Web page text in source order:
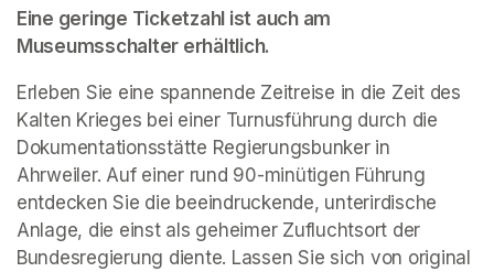
Eine geringe Ticketzahl ist auch am
Museumsschalter erhältlich.
Erleben Sie eine spannende Zeitreise in die Zeit des
Kalten Krieges bei einer Turnusführung durch die
Dokumentationsstätte Regierungsbunker in
Ahrweiler. Auf einer rund 90-minütigen Führung
entdecken Sie die beeindruckende, unterirdische
Anlage, die einst als geheimer Zufluchtsort der
Bundesregierung diente. Lassen Sie sich von original